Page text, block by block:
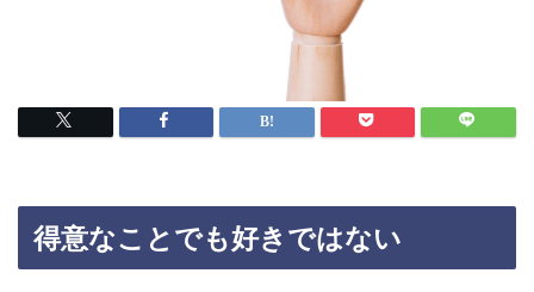
得意なことでも好きではない